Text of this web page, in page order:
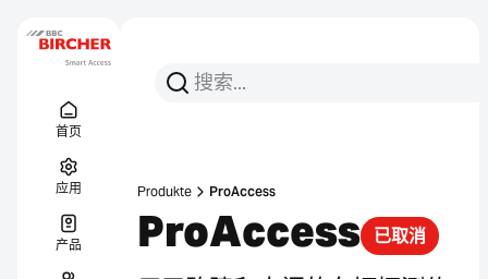
首页
应用
产品
搜索
搜索
Produkte ProAccess
ProAccess 已取消